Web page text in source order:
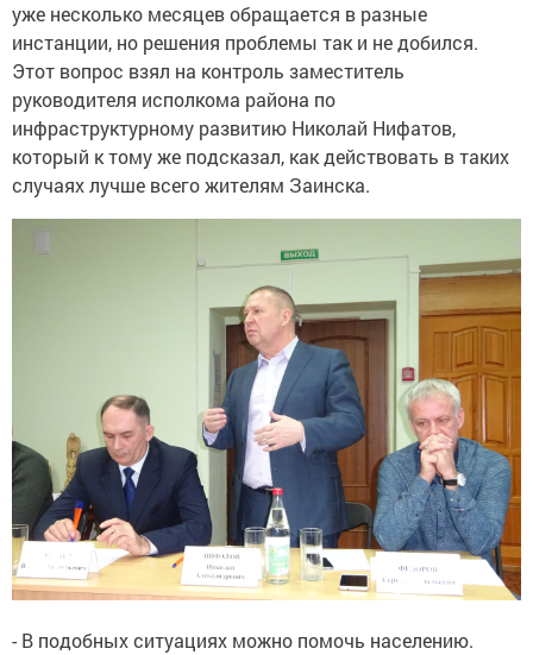
уже несколько месяцев обращается в разные
инстанции, но решения проблемы так и не добился.
Этот вопрос взял на контроль заместитель
руководителя исполкома района по
инфраструктурному развитию Николай Нифатов,
который к тому же подсказал, как действовать в таких
случаях лучше всего жителям Заинска.
- В подобных ситуациях можно помочь населению.